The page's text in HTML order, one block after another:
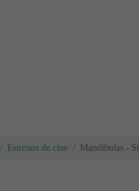
Estrenos de cine Mandibulas -